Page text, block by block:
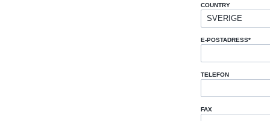
COUNTRY
E-POSTADRESS*
TELEFON
FAX